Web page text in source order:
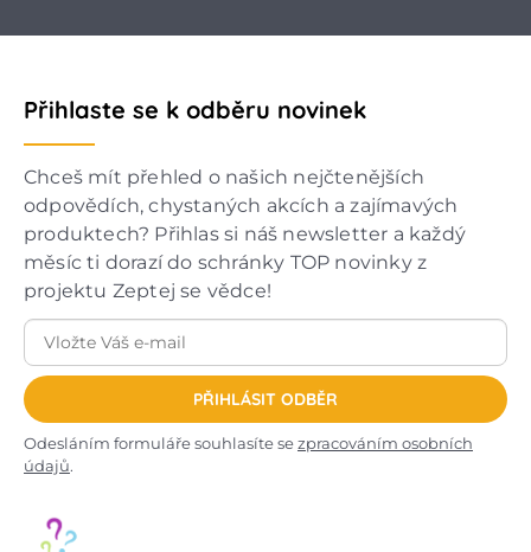
Přihlaste se k odběru novinek
Chceš mít přehled o našich nejčtenějších
odpovědích, chystaných akcích a zajímavých
produktech? Přihlas si náš newsletter a každý
měsíc ti dorazí do schránky TOP novinky z
projektu Zeptej se vědce!
PŘIHLÁSIT ODBĚR
Odesláním formuláře souhlasíte sezpracováním osobních
údajů.